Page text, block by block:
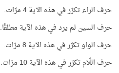
حرف الراء تكرّر في هذه الآية 4 مرّات.
حرف السين لم يرد في هذه الآية مطلقًا.
حرف الواو تكرّر في هذه الآية 8 مرّات.
حرف اللّام تكرّر في هذه الآية 10 مرّات.